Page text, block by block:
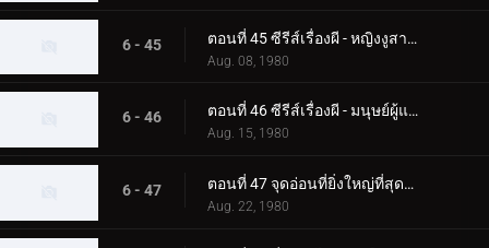
6 - 45 ตอนที่ 45 ซีรีส์เรื่องผี - หญิงงูสาปสึคุบะ ฮิโรชิ!
Aug. 08, 1980
6 - 46 ตอนที่ 46 ซีรีส์เรื่องผี - มนุษย์ผู้แตกหัก! ความกลัวศูนย์กลางของกระจก
Aug. 15, 1980
6 - 47 ตอนที่ 47 จุดอ่อนที่ยิ่งใหญ่ที่สุดของ Skyrider! โจมตีจุดบอด 0.5 วินาที
Aug. 22, 1980